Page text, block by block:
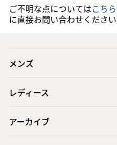
ご不明な点についてはこちら
に直接お問い合わせください
メンズ
レディース
アーカイブ